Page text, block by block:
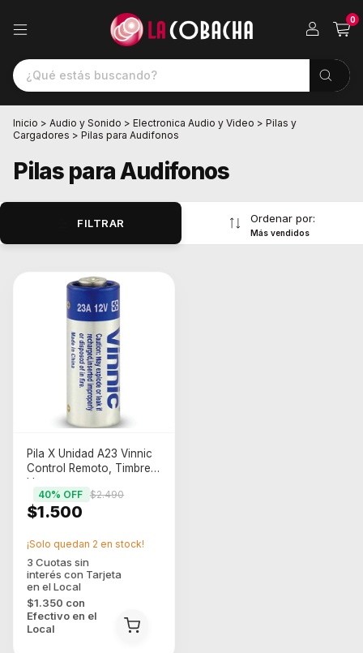
0
Inicio > Audio y Sonido > Electronica Audio y Video > Pilas y
Cargadores > Pilas para Audifonos
Pilas para Audifonos
FILTRAR Ordenar por:
Más vendidos
Pila X Unidad A23 Vinnic
Control Remoto, Timbres,
Llaveros
$1.500
$2.490
40% OFF
$1.350 con
Efectivo en el
Local
¡Solo quedan 2 en stock!